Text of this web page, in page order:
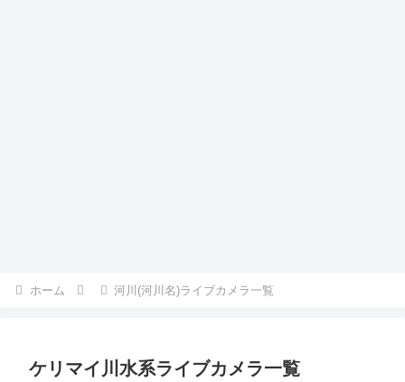
ホーム 河川(河川名)ライブカメラ一覧
ケリマイ川水系ライブカメラ一覧